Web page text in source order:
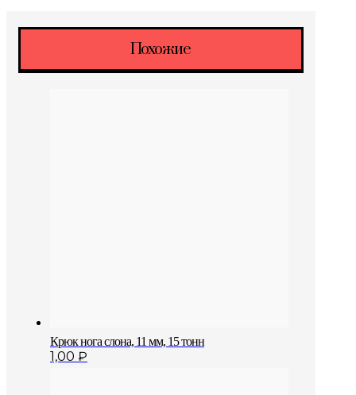
Похожие
Крюк нога слона, 11 мм, 15 тонн
1,00 ₽